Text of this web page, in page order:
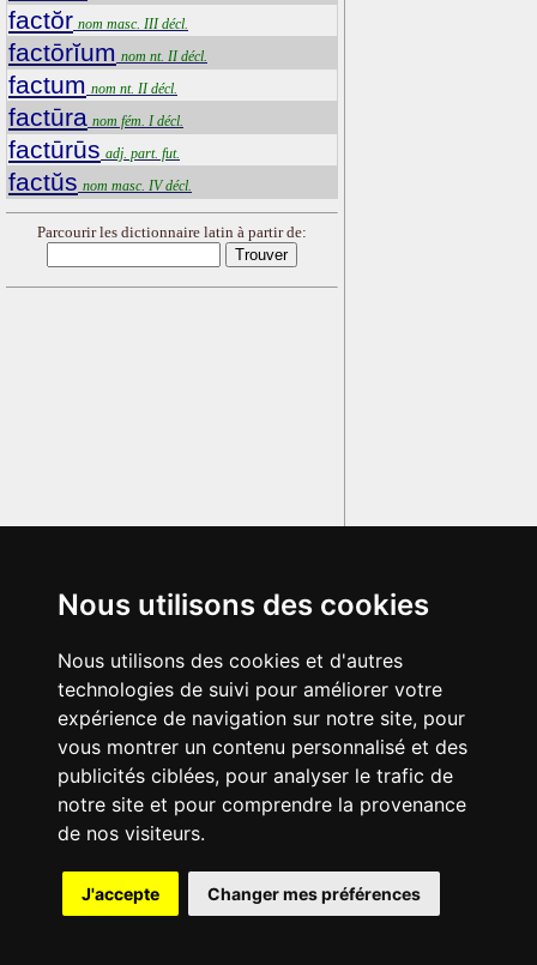
Nous utilisons des cookies
Nous utilisons des cookies et d'autres
technologies de suivi pour améliorer votre
expérience de navigation sur notre site, pour
vous montrer un contenu personnalisé et des
publicités ciblées, pour analyser le trafic de
notre site et pour comprendre la provenance
de nos visiteurs.
J'accepte Changer mes préférences
factŏr nom masc. III décl.
factōrĭum nom nt. II décl.
factum nom nt. II décl.
factūra nom fém. I décl.
factūrūs adj. part. fut.
factŭs nom masc. IV décl.
Parcourir les dictionnaire latin à partir de:
{{ID:FACTITAMENTUM100}} ---CACHE---
© 2003-2029 - Tous droits réservés - Olivetti Media Communication